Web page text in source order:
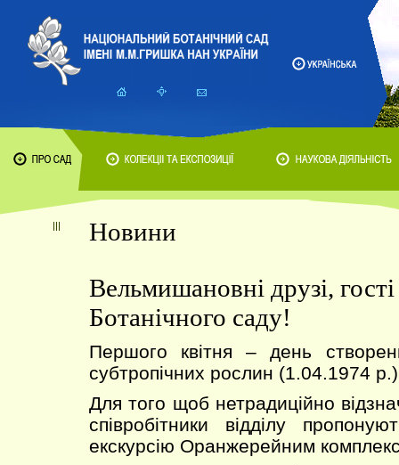
Новини
Вельмишановні друзі, гості
Ботанічного саду!
Першого квітня – день
субтропічних рослин (1.04.1974
Для того щоб нетрадиційно
співробітники відділу
екскурсію Оранжерейним